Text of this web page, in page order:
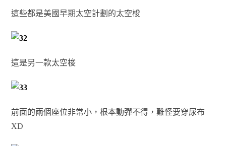
這些都是美國早期太空計劃的太空梭
這是另一款太空梭
前面的兩個座位非常小，根本動彈不得，難怪要穿尿布
XD